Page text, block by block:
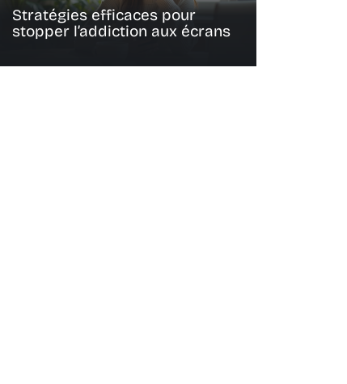
Stratégies efficaces pour
stopper l’addiction aux écrans